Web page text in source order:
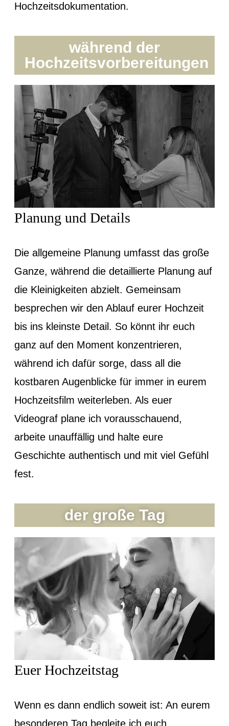
Hochzeitsdokumentation.
während der
Hochzeitsvorbereitungen
Planung und Details
Die allgemeine Planung umfasst das große
Ganze, während die detaillierte Planung auf
die Kleinigkeiten abzielt. Gemeinsam
besprechen wir den Ablauf eurer Hochzeit
bis ins kleinste Detail. So könnt ihr euch
ganz auf den Moment konzentrieren,
während ich dafür sorge, dass all die
kostbaren Augenblicke für immer in eurem
Hochzeitsfilm weiterleben. Als euer
Videograf plane ich vorausschauend,
arbeite unauffällig und halte eure
Geschichte authentisch und mit viel Gefühl
fest.
der große Tag
Euer Hochzeitstag
Wenn es dann endlich soweit ist: An eurem
besonderen Tag begleite ich euch